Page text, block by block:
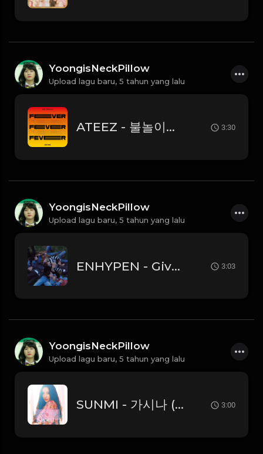
YoongisNeckPillow
Upload lagu baru, 5 tahun yang lalu
ATEEZ - 불놀이야 Fireworks (I'm The One) 3:30
YoongisNeckPillow
Upload lagu baru, 5 tahun yang lalu
ENHYPEN - Given-Taken 3:03
YoongisNeckPillow
Upload lagu baru, 5 tahun yang lalu
SUNMI - 가시나 (Gashina) 3:00